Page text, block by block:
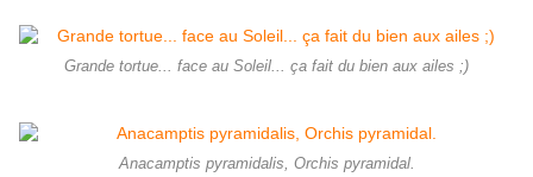
Grande tortue... face au Soleil... ça fait du bien aux ailes ;)
Anacamptis pyramidalis, Orchis pyramidal.